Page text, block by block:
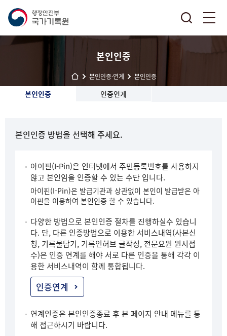
본인인증
본인인증·연계 본인인증
본인인증 인증연계
본인인증 방법을 선택해 주세요.
아이핀(I-Pin)은 인터넷에서 주민등록번호를 사용하지
않고 본인임을 인증할 수 있는 수단 입니다.
아이핀(I-Pin)은 발급기관과 상관없이 본인이 발급받은 아
이핀을 이용하여 본인인증 할 수 있습니다.
다양한 방법으로 본인인증 절차를 진행하실수 있습니
다. 단, 다른 인증방법으로 이용한 서비스내역(사본신
청, 기록물담기, 기록인허브 글작성, 전문요원 원서접
수)은 인증 연계를 해야 서로 다른 인증을 통해 각각 이
용한 서비스내역이 함께 통합됩니다.
인증연계
연계인증은 본인인증종료 후 본 페이지 안내 메뉴를 통
해 접근하시기 바랍니다.